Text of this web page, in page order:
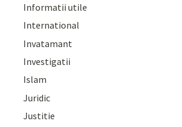
Informatii utile
International
Invatamant
Investigatii
Islam
Juridic
Justitie